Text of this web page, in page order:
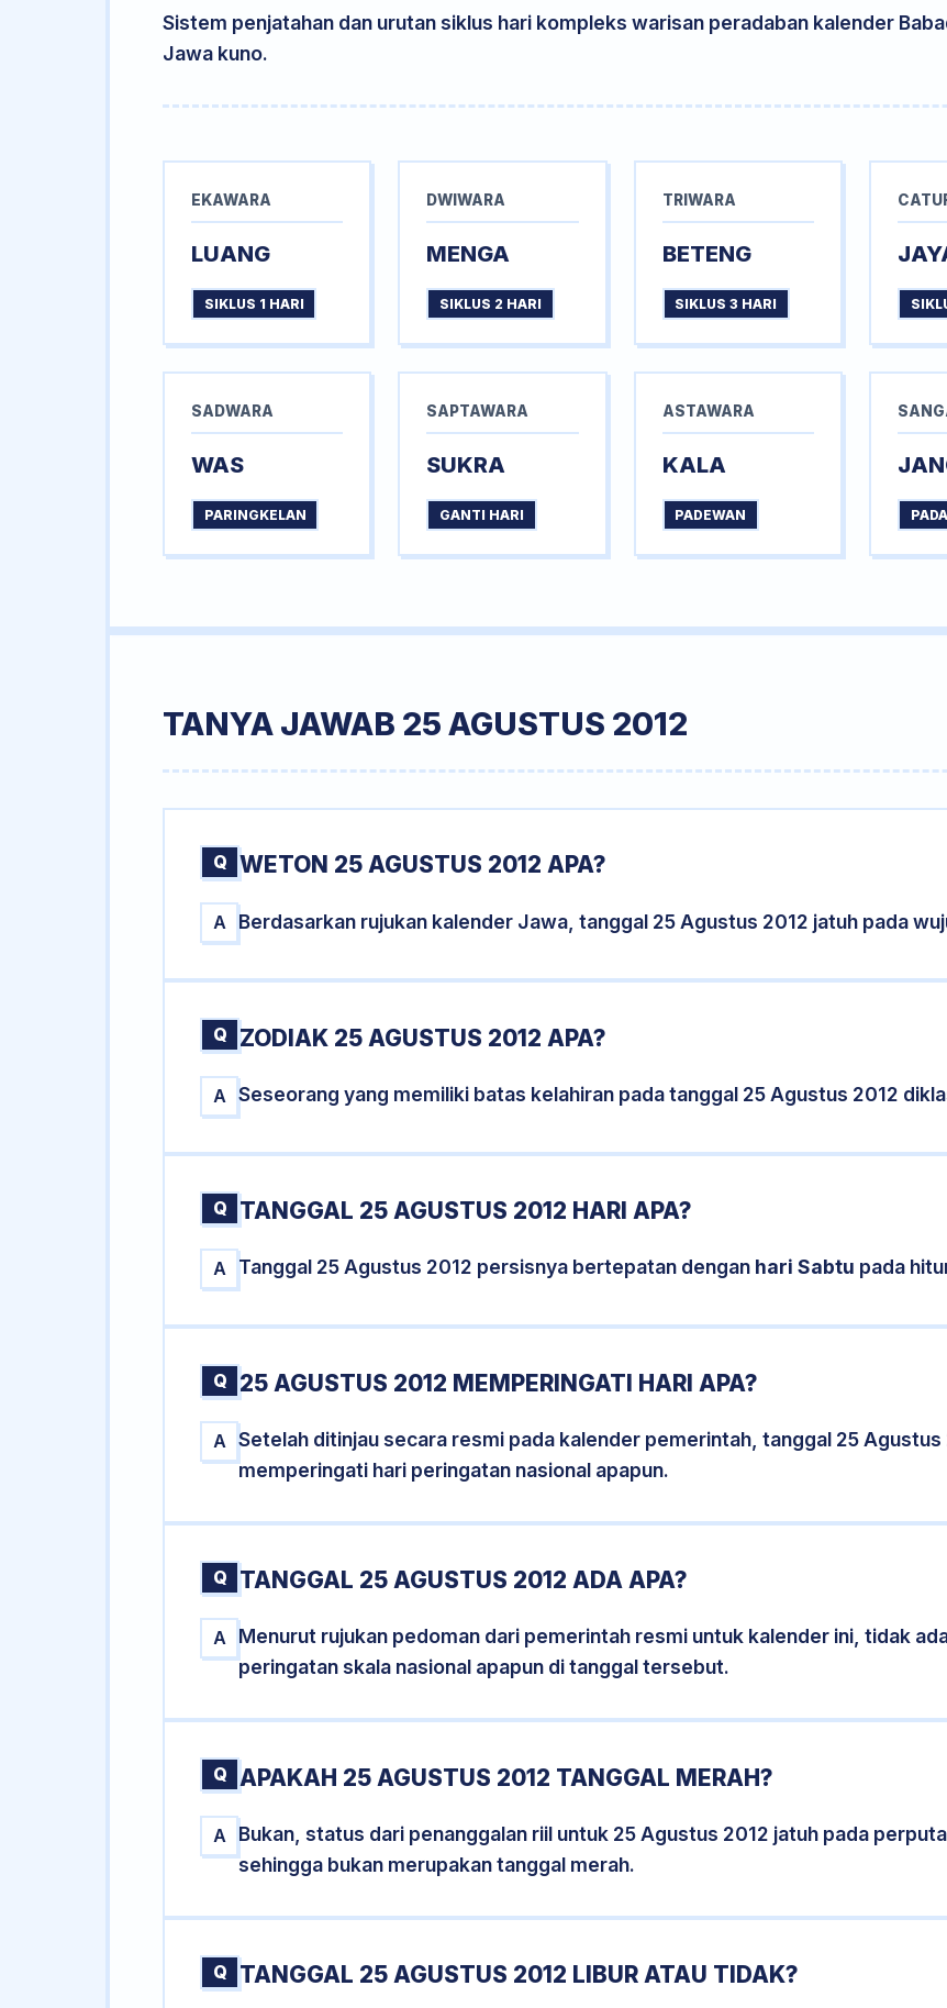
Sistem penjatahan dan urutan siklus hari kompleks warisan peradaban kalender
Jawa kuno.
EKAWARA
LUANG
SIKLUS 1 HARI
DWIWARA
MENGA
SIKLUS 2 HARI
TRIWARA
BETENG
SIKLUS 3 HARI
SADWARA
WAS
PARINGKELAN
SAPTAWARA
SUKRA
GANTI HARI
ASTAWARA
KALA
PADEWAN
TANYA JAWAB 25 AGUSTUS 2012
Q WETON 25 AGUSTUS 2012 APA?
A Berdasarkan rujukan kalender Jawa, tanggal 25 Agustus 2012 jatuh pada
Q ZODIAK 25 AGUSTUS 2012 APA?
A Seseorang yang memiliki batas kelahiran pada tanggal 25 Agustus 2012
Q TANGGAL 25 AGUSTUS 2012 HARI APA?
A Tanggal 25 Agustus 2012 persisnya bertepatan dengan hari Sabtu pada
Q 25 AGUSTUS 2012 MEMPERINGATI HARI APA?
A
Setelah ditinjau secara resmi pada kalender pemerintah, tanggal 25
memperingati hari peringatan nasional apapun.
Q TANGGAL 25 AGUSTUS 2012 ADA APA?
A
Menurut rujukan pedoman dari pemerintah resmi untuk kalender ini, tidak
peringatan skala nasional apapun di tanggal tersebut.
Q APAKAH 25 AGUSTUS 2012 TANGGAL MERAH?
A
Bukan, status dari penanggalan riil untuk 25 Agustus 2012 jatuh pada
sehingga bukan merupakan tanggal merah.
Q TANGGAL 25 AGUSTUS 2012 LIBUR ATAU TIDAK?